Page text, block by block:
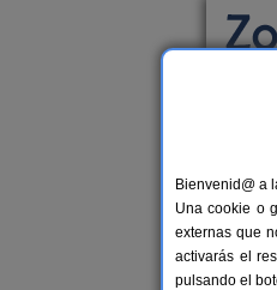
Bienvenid@ a
Una cookie o
externas que
activarás el
pulsando el